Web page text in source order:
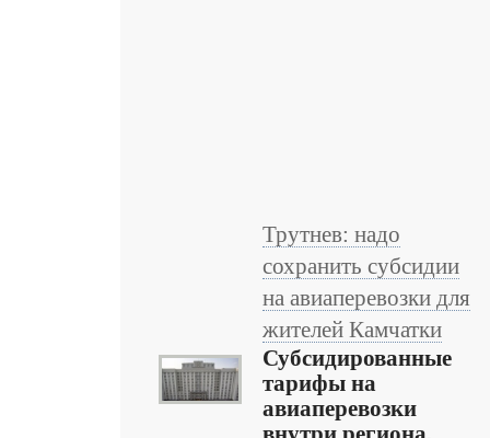
Трутнев: надо
сохранить субсидии
на авиаперевозки для
жителей Камчатки
Субсидированные
тарифы на
авиаперевозки